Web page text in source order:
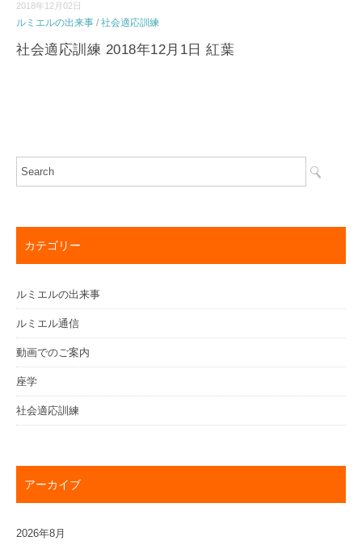
2018年12月02日
ルミエルの出来事 / 社会適応訓練
社会適応訓練 2018年12月1日 紅葉
カテゴリー
ルミエルの出来事
ルミエル通信
動画でのご案内
座学
社会適応訓練
アーカイブ
2026年8月